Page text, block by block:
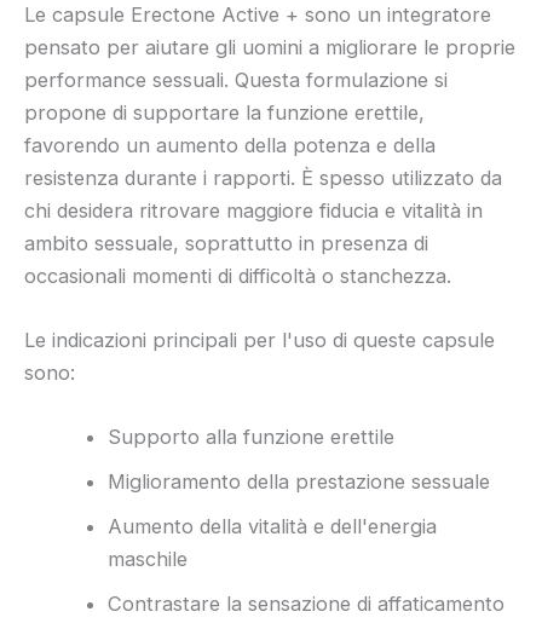
Le capsule Erectone Active + sono un integratore
pensato per aiutare gli uomini a migliorare le proprie
performance sessuali. Questa formulazione si
propone di supportare la funzione erettile,
favorendo un aumento della potenza e della
resistenza durante i rapporti. È spesso utilizzato da
chi desidera ritrovare maggiore fiducia e vitalità in
ambito sessuale, soprattutto in presenza di
occasionali momenti di difficoltà o stanchezza.
Le indicazioni principali per l'uso di queste capsule
sono:
Supporto alla funzione erettile
Miglioramento della prestazione sessuale
Aumento della vitalità e dell'energia
maschile
Contrastare la sensazione di affaticamento